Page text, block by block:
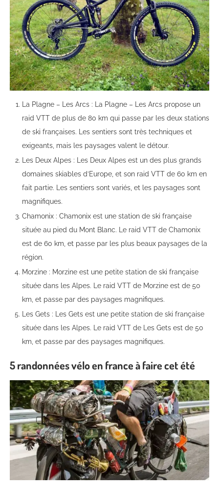
La Plagne – Les Arcs : La Plagne – Les Arcs propose un
raid VTT de plus de 80 km qui passe par les deux stations
de ski françaises. Les sentiers sont très techniques et
exigeants, mais les paysages valent le détour.
Les Deux Alpes : Les Deux Alpes est un des plus grands
domaines skiables d’Europe, et son raid VTT de 60 km en
fait partie. Les sentiers sont variés, et les paysages sont
magnifiques.
Chamonix : Chamonix est une station de ski française
située au pied du Mont Blanc. Le raid VTT de Chamonix
est de 60 km, et passe par les plus beaux paysages de la
région.
Morzine : Morzine est une petite station de ski française
située dans les Alpes. Le raid VTT de Morzine est de 50
km, et passe par des paysages magnifiques.
Les Gets : Les Gets est une petite station de ski française
située dans les Alpes. Le raid VTT de Les Gets est de 50
km, et passe par des paysages magnifiques.
5 randonnées vélo en france à faire cet été